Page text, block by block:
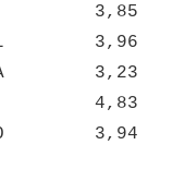
3,85
3,96
3,23
4,83
3,94